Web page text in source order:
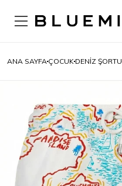
ANA SAYFA ÇOCUK DENIZ ŞORTU